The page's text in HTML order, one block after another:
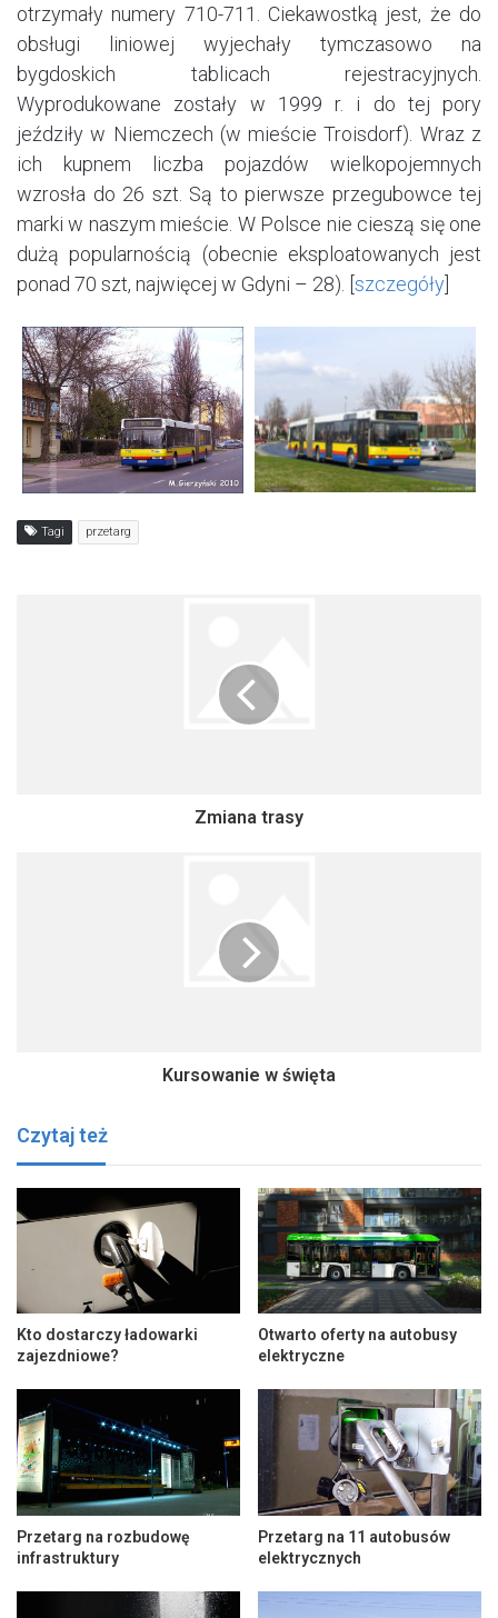
otrzymały numery 710-711. Ciekawostką jest, że do
obsługi liniowej wyjechały tymczasowo na
bygdoskich tablicach rejestracyjnych.
Wyprodukowane zostały w 1999 r. i do tej pory
jeździły w Niemczech (w mieście Troisdorf). Wraz z
ich kupnem liczba pojazdów wielkopojemnych
wzrosła do 26 szt. Są to pierwsze przegubowce tej
marki w naszym mieście. W Polsce nie cieszą się one
dużą popularnością (obecnie eksploatowanych jest
ponad 70 szt, najwięcej w Gdyni – 28). [szczegóły]
Tagi przetarg
Zmiana trasy
Kursowanie w święta
Czytaj też
Kto dostarczy ładowarki
zajezdniowe?
Otwarto oferty na autobusy
elektryczne
Przetarg na rozbudowę
infrastruktury
Przetarg na 11 autobusów
elektrycznych